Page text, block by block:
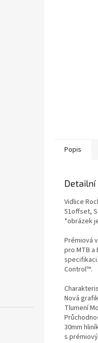
Popis
Detailní
Vidlice
51offset,
*obrázek
Prémiová
pro MTB a
Control™.
Nová
Tlumení
30mm
s